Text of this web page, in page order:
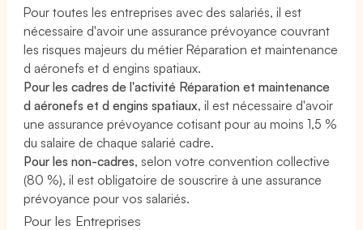
Pour toutes les entreprises avec des salariés, il est
nécessaire d'avoir une assurance prévoyance couvrant
les risques majeurs du métier Réparation et maintenance
d aéronefs et d engins spatiaux.
Pour les cadres de l'activité Réparation et maintenance
d aéronefs et d engins spatiaux, il est nécessaire d'avoir
une assurance prévoyance cotisant pour au moins 1,5 %
du salaire de chaque salarié cadre.
Pour les non-cadres, selon votre convention collective
(80 %), il est obligatoire de souscrire à une assurance
prévoyance pour vos salariés.
Pour les Entreprises